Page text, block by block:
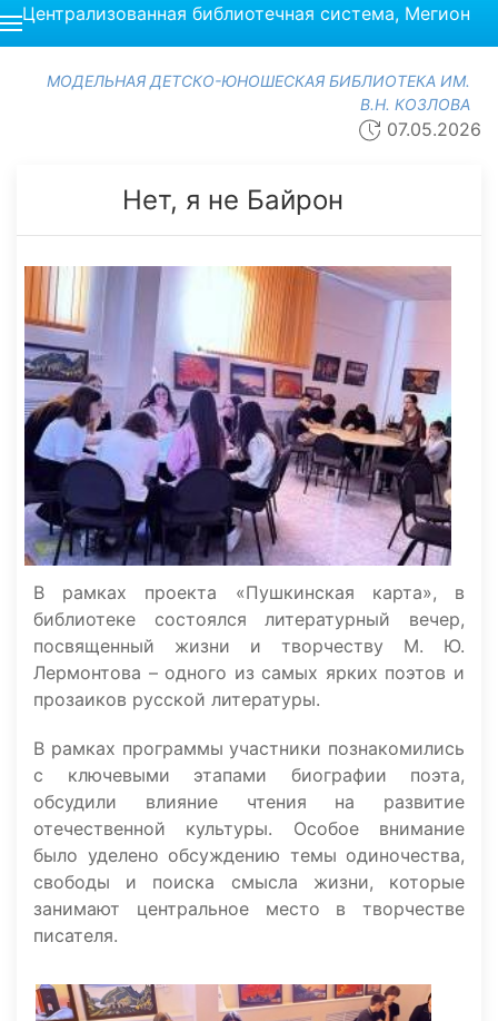
Централизованная библиотечная система, Мегион
МОДЕЛЬНАЯ ДЕТСКО-ЮНОШЕСКАЯ БИБЛИОТЕКА ИМ.
В.Н. КОЗЛОВА
07.05.2026
Нет, я не Байрон
В рамках проекта «Пушкинская карта», в
библиотеке состоялся литературный вечер,
посвященный жизни и творчеству М. Ю.
Лермонтова – одного из самых ярких поэтов и
прозаиков русской литературы.
В рамках программы участники познакомились
с ключевыми этапами биографии поэта,
обсудили влияние чтения на развитие
отечественной культуры. Особое внимание
было уделено обсуждению темы одиночества,
свободы и поиска смысла жизни, которые
занимают центральное место в творчестве
писателя.